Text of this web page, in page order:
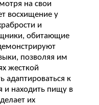
на свои
восхищение у
и
обитающие
позволяя им
жесткой
адаптироваться к
и находить пищу в
их